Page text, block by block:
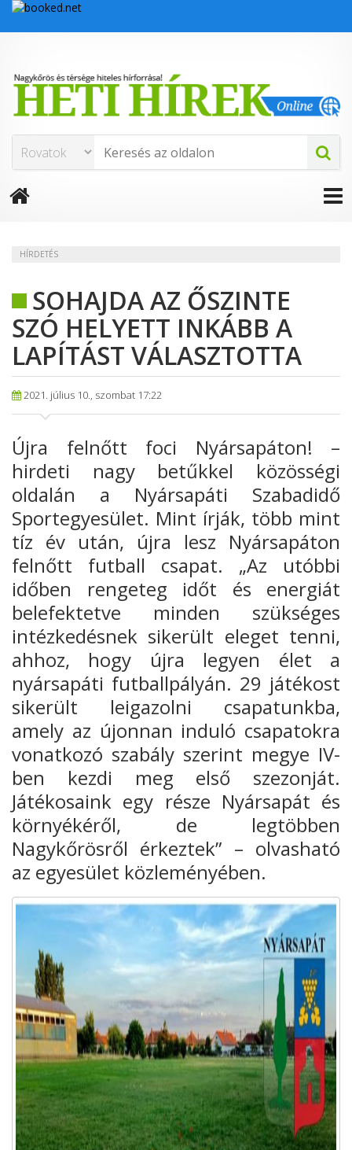
HÍRDETÉS
SOHAJDA AZ ŐSZINTE
SZÓ HELYETT INKÁBB A
LAPÍTÁST VÁLASZTOTTA
2021. július 10., szombat 17:22
Újra felnőtt foci Nyársapáton! –
hirdeti nagy betűkkel közösségi
oldalán a Nyársapáti Szabadidő
Sportegyesület. Mint írják, több mint
tíz év után, újra lesz Nyársapáton
felnőtt futball csapat. „Az utóbbi
időben rengeteg időt és energiát
belefektetve minden szükséges
intézkedésnek sikerült eleget tenni,
ahhoz, hogy újra legyen élet a
nyársapáti futballpályán. 29 játékost
sikerült leigazolni csapatunkba,
amely az újonnan induló csapatokra
vonatkozó szabály szerint megye IV-
ben kezdi meg első szezonját.
Játékosaink egy része Nyársapát és
környékéről, de legtöbben
Nagykőrösről érkeztek” – olvasható
az egyesület közleményében.